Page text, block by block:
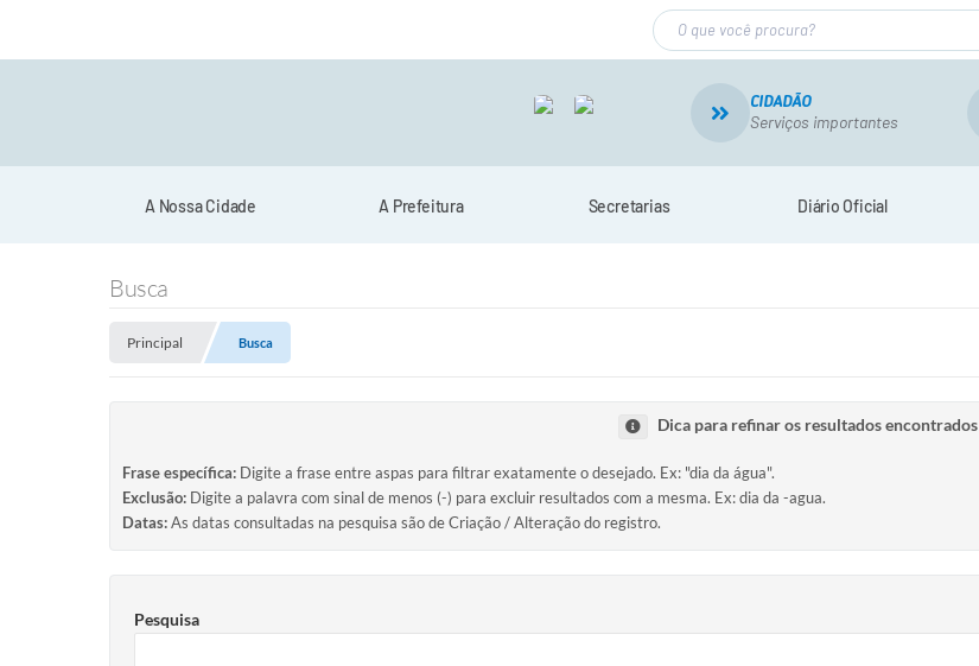
CIDADÃO
Serviços importantes
A Nossa Cidade A Prefeitura Secretarias Diário Oficial
Busca
Principal Busca
Dica para refinar os resultados encontrados
Frase específica: Digite a frase entre aspas para filtrar exatamente o desejado. Ex: "dia da água".
Exclusão: Digite a palavra com sinal de menos (-) para excluir resultados com a mesma. Ex: dia da -agua.
Datas:As datas consultadas na pesquisa são de Criação / Alteração do registro.
Pesquisa